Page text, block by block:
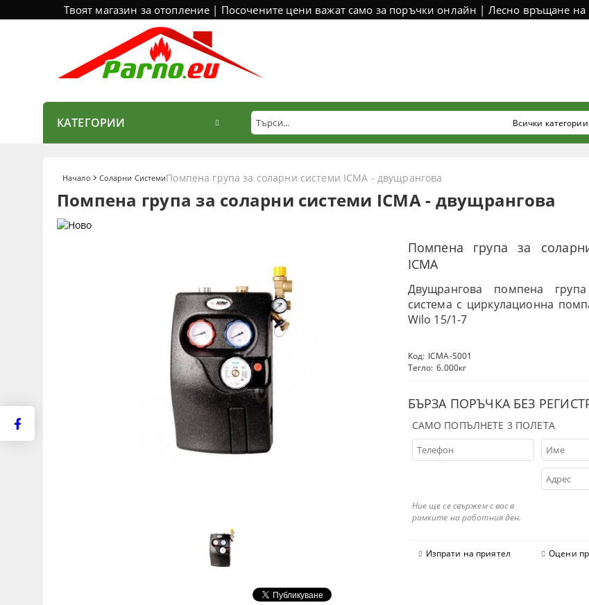
Твоят магазин за отопление | Посочените цени важат само за поръчки онлайн | Лесно връщане
КАТЕГОРИИ
Начало Соларни СистемиПомпена група за соларни системи ICMA - двущрангова
Помпена група за соларни системи ICMA - двущрангова
Помпена група за
ICMA
Двущрангова помпена
система с циркулационна
Wilo 15/1-7
Код: ICMA-S001
Тегло: 6.000кг
БЪРЗА ПОРЪЧКА БЕЗ
САМО ПОПЪЛНЕТЕ 3 ПОЛЕТА
Ние ще се свържем с вас в
рамките на работния ден.
Изпрати на приятел Оцени